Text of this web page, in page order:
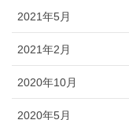
2021年5月
2021年2月
2020年10月
2020年5月